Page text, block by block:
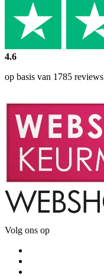
4.6
op basis van 1785 reviews
Volg ons op